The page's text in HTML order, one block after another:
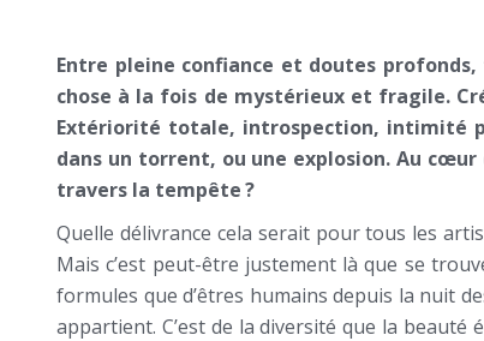
Entre pleine confiance et doutes
chose à la fois de mystérieux et fragile.
Extériorité totale, introspection, intimité
dans un torrent, ou une explosion. Au
travers la tempête ?
Quelle délivrance cela serait pour tous les
Mais c’est peut-être justement là que se
formules que d’êtres humains depuis la nuit
appartient. C’est de la diversité que la beauté